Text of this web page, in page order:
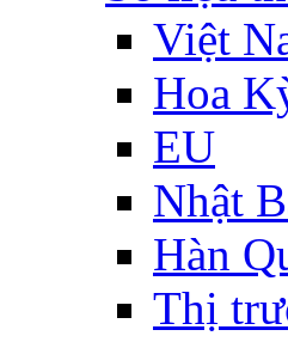
Việt
Hoa
EU
Nhật
Hàn
Thị